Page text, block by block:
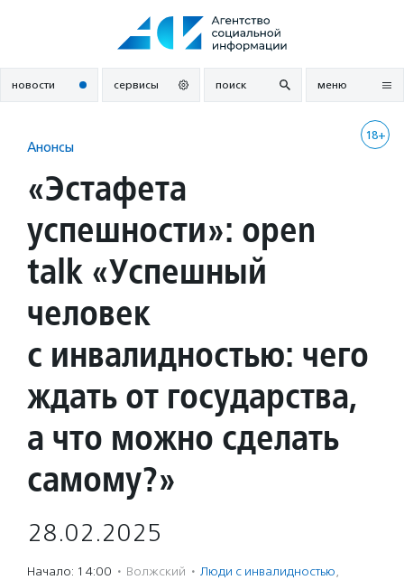
новости сервисы поиск меню
18+
Анонсы
«Эстафета
успешности»: open
talk «Успешный
человек
с инвалидностью: чего
ждать от государства,
а что можно сделать
самому?»
28.02.2025
Начало: 14:00 · Волжский · Люди с инвалидностью,